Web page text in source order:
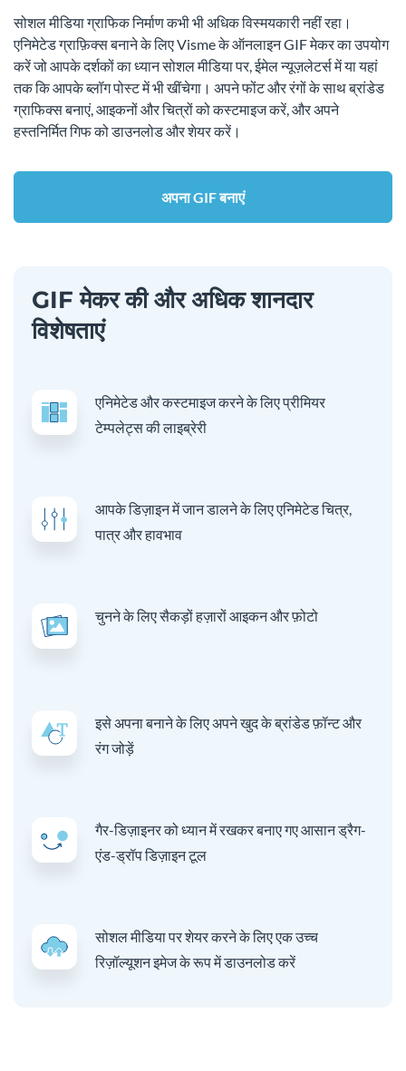
सोशल मीडिया ग्राफिक निर्माण कभी भी अधिक विस्मयकारी नहीं रहा।
एनिमेटेड ग्राफ़िक्स बनाने के लिए Visme के ऑनलाइन GIF मेकर का उपयोग
करें जो आपके दर्शकों का ध्यान सोशल मीडिया पर, ईमेल न्यूज़लेटर्स में या यहां
तक ​​कि आपके ब्लॉग पोस्ट में भी खींचेगा। अपने फोंट और रंगों के साथ ब्रांडेड
ग्राफिक्स बनाएं, आइकनों और चित्रों को कस्टमाइज करें, और अपने
हस्तनिर्मित गिफ को डाउनलोड और शेयर करें।
अपना GIF बनाएं
GIF मेकर की और अधिक शानदार
विशेषताएं
एनिमेटेड और कस्टमाइज करने के लिए प्रीमियर
टेम्पलेट्स की लाइब्रेरी
आपके डिज़ाइन में जान डालने के लिए एनिमेटेड चित्र,
पात्र और हावभाव
चुनने के लिए सैकड़ों हज़ारों आइकन और फ़ोटो
इसे अपना बनाने के लिए अपने खुद के ब्रांडेड फ़ॉन्ट और
रंग जोड़ें
गैर-डिज़ाइनर को ध्यान में रखकर बनाए गए आसान ड्रैग-
एंड-ड्रॉप डिज़ाइन टूल
सोशल मीडिया पर शेयर करने के लिए एक उच्च
रिज़ॉल्यूशन इमेज के रूप में डाउनलोड करें